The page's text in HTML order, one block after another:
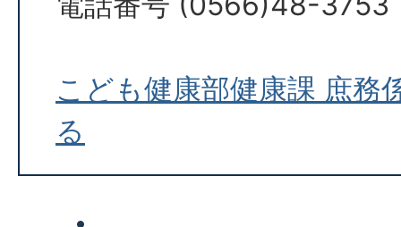
こども健康部健康課 庶務
る